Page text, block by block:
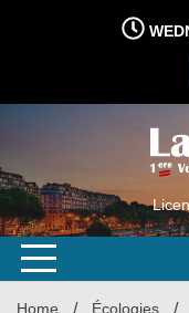
Home
Écologies